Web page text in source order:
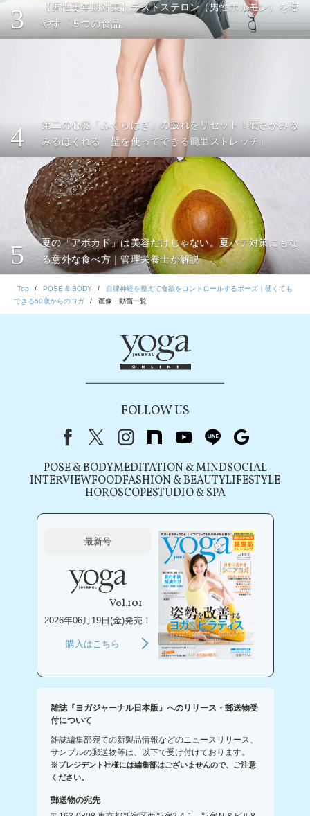
3
【男性更年期対策】テストステロン（男性ホルモン）を増
やす「５つの食品」
4
第二の心臓「ふくらはぎ」の疲れをリセット！硬さがみる
みるほぐれる「壁を使ってできる簡単ストレッチ」
5
夏の「アボカド」は美容だけじゃない。夏バテ対策にもな
る意外な食べ方｜管理栄養士が解説
Top POSE & BODY
自律神経を整えて食欲をコントロールするポーズ｜硬くても
できる50歳からのヨガ
画像・動画一覧
FOLLOW US
FacebookX（旧Twitter）
instagram
note youtubeline
POSE & BODYMEDITATION & MINDSOCIAL
INTERVIEWFOODFASHION & BEAUTYLIFESTYLE
HOROSCOPESTUDIO & SPA
最新号
Vol.101
2026年06月19日(金)発売！
購入はこちら
雑誌『ヨガジャーナル日本版』へのリリース・郵送物受
付について
雑誌編集部宛ての新製品情報などのニュースリリース、
サンプルの郵送物等は、以下で受け付けております。
※プレジデント社様には編集部はございませんので、ご注意
ください。
郵送物の宛先